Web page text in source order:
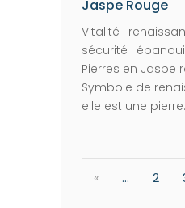
Jaspe Rouge
Vitalité |
sécurité |
Pierres en Jaspe
Symbole de
elle est une
« ... 2